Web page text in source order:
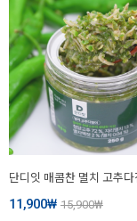
단디잇 매콤찬 멸치 고추
11,900₩ 15,900₩